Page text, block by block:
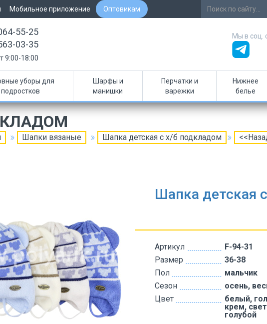
Мобильное приложение Оптовикам
55-25
03-35
9:00-18:00
Мы в соц.
уборы для
подростков
Шарфы и
манишки
Перчатки и
варежки
Нижнее
белье
Шапки вязаные Шапка детская с х/б подкладом
Шапка детская
Артикул
F-94-31
Размер
36-38
Пол
мальчик
Сезон
осень,
Цвет
белый,
крем,
голубой